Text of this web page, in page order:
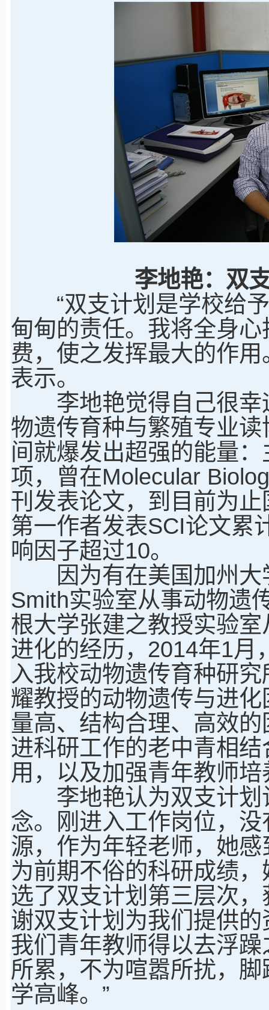
李地艳：双
“双支计划是学校给予
甸甸的责任。我将全身
费，使之发挥最大的作
表示。
李地艳觉得自己很幸
物遗传育种与繁殖专业
间就爆发出超强的能量
项，曾在Molecular
刊发表论文，到目前为
第一作者发表SCI论文累
响因子超过10。
因为有在美国加州大
Smith实验室从事动物遗
根大学张建之教授实验
进化的经历，2014年1月
入我校动物遗传育种研
耀教授的动物遗传与进
量高、结构合理、高效
进科研工作的老中青相
用，以及加强青年教师
李地艳认为双支计划
念。刚进入工作岗位，
源，作为年轻老师，她
为前期不俗的科研成绩
选了双支计划第三层次
谢双支计划为我们提供
我们青年教师得以去浮
所累，不为喧嚣所扰，
学高峰。”